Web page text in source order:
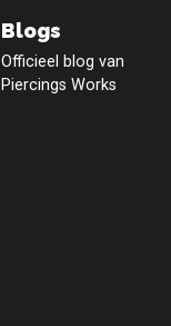
Blogs
Officieel blog van
Piercings Works